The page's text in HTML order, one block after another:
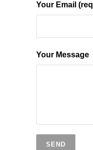
Your Email
Your Message